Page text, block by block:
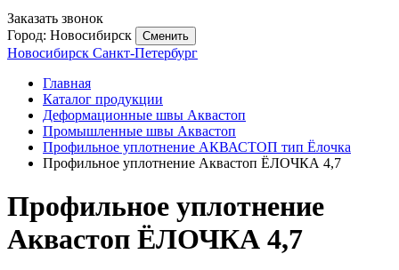
Заказать звонок
Город: Новосибирск
Сменить
Новосибирск Санкт-Петербург
Главная
Каталог продукции
Деформационные швы Аквастоп
Промышленные швы Аквастоп
Профильное уплотнение АКВАСТОП тип Ёлочка
Профильное уплотнение Аквастоп ЁЛОЧКА 4,7
Профильное уплотнение
Аквастоп ЁЛОЧКА 4,7